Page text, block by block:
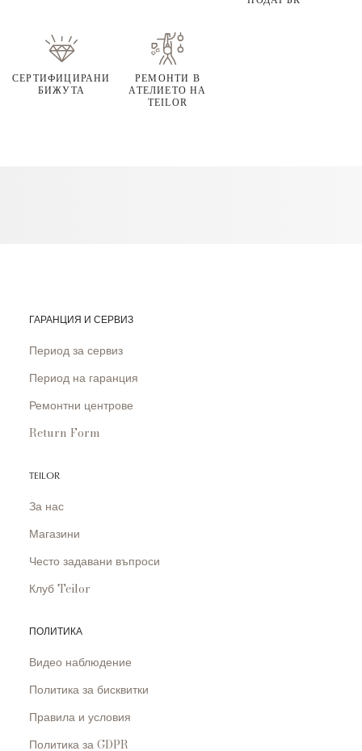
СЕРТИФИЦИРАНИ
БИЖУТА
РЕМОНТИ В
АТЕЛИЕТО НА
TEILOR
ГАРАНЦИЯ И СЕРВИЗ
Период за сервиз
Период на гаранция
Ремонтни центрове
Return Form
TEILOR
За нас
Магазини
Често задавани въпроси
Клуб Teilor
ПОЛИТИКА
Видео наблюдение
Политика за бисквитки
Правила и условия
Политика за GDPR